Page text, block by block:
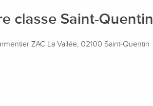
classe Saint-Quentin
ZAC La Vallée, 02100 Saint-Quentin